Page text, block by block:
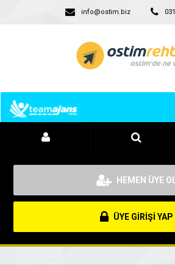
info@ostim.biz
HEMEN ÜYE
ÜYE GİRİŞİ YAP